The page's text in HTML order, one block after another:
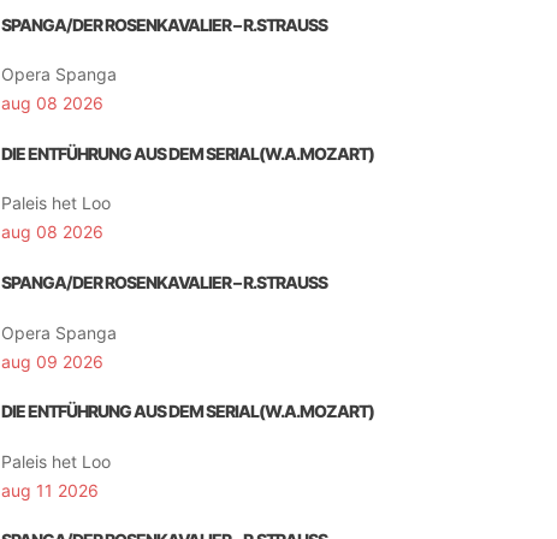
SPANGA/DER ROSENKAVALIER – R.STRAUSS
Opera Spanga
aug 08 2026
DIE ENTFÜHRUNG AUS DEM SERIAL(W.A.MOZART)
Paleis het Loo
aug 08 2026
SPANGA/DER ROSENKAVALIER – R.STRAUSS
Opera Spanga
aug 09 2026
DIE ENTFÜHRUNG AUS DEM SERIAL(W.A.MOZART)
Paleis het Loo
aug 11 2026